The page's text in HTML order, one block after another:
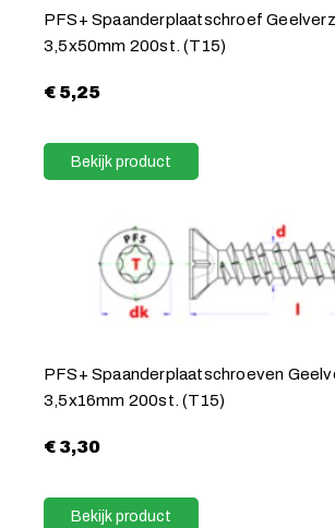
PFS+ Spaanderplaatschroef
3,5x50mm 200st. (T15)
€5,25
Bekijk product
PFS+ Spaanderplaatschroeven
3,5x16mm 200st. (T15)
€3,30
Bekijk product